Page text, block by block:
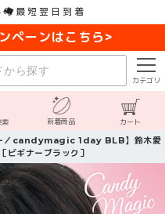
最短翌日到着
ペーンはこちら>
カテゴリ
索 新着商品 カート
ー／candymagic 1day BLB】鈴木愛
ギナーブラック］